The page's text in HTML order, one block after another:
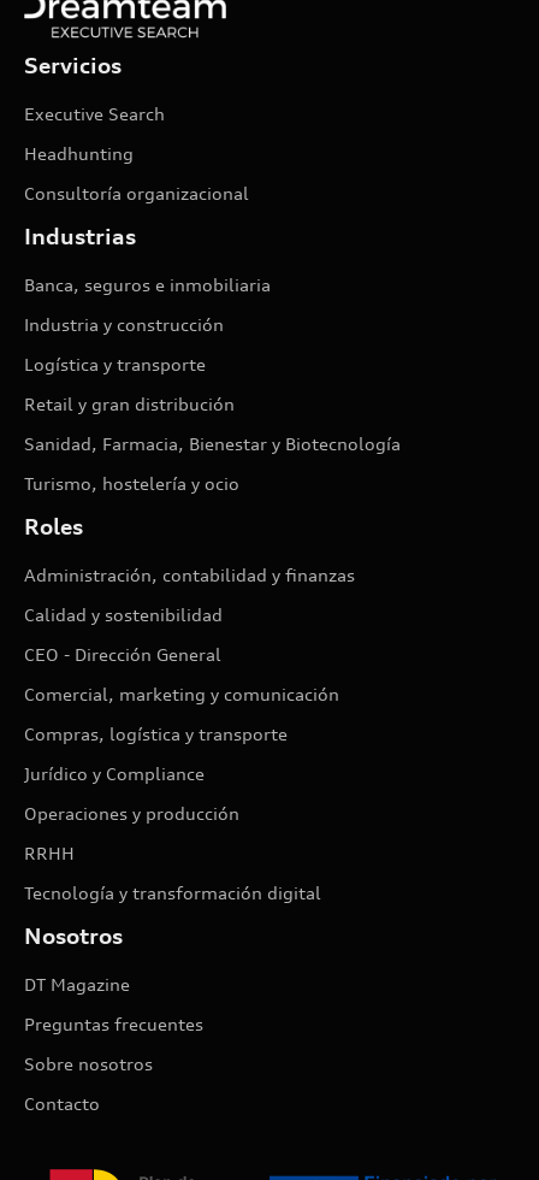
Servicios
Executive Search
Headhunting
Consultoría organizacional
Industrias
Banca, seguros e inmobiliaria
Industria y construcción
Logística y transporte
Retail y gran distribución
Sanidad, Farmacia, Bienestar y Biotecnología
Turismo, hostelería y ocio
Roles
Administración, contabilidad y finanzas
Calidad y sostenibilidad
CEO - Dirección General
Comercial, marketing y comunicación
Compras, logística y transporte
Jurídico y Compliance
Operaciones y producción
RRHH
Tecnología y transformación digital
Nosotros
DT Magazine
Preguntas frecuentes
Sobre nosotros
Contacto